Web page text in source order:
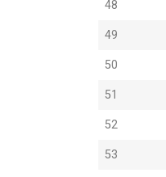
48
49
50
51
52
53